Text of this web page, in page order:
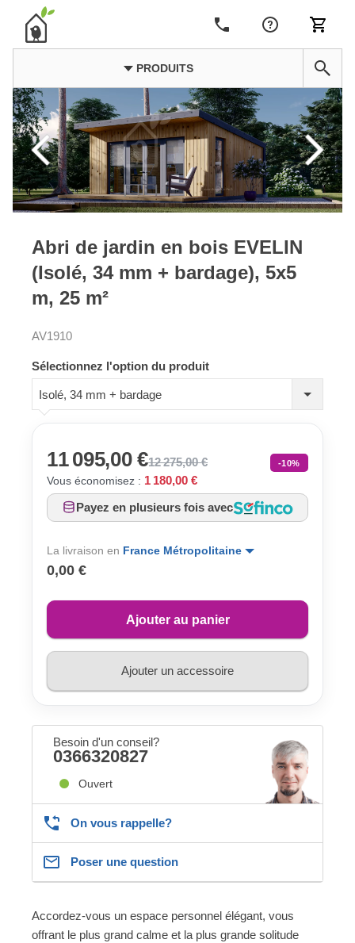
PRODUITS
Abri de jardin en bois EVELIN
(Isolé, 34 mm + bardage), 5x5
m, 25 m²
AV1910
Sélectionnez l'option du produit
Isolé, 34 mm + bardage
11 095,00 €12 275,00 € -10%
Vous économisez : 1 180,00 €
Payez en plusieurs fois avec
La livraison en France Métropolitaine
0,00 €
Ajouter au panier
Ajouter un accessoire
Besoin d'un conseil?
0366320827
Ouvert
On vous rappelle?
Poser une question
Accordez-vous un espace personnel élégant, vous
offrant le plus grand calme et la plus grande solitude